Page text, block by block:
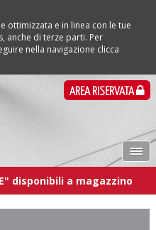
ottimizzata e in linea con le tue
anche di terze parti. Per
nella navigazione clicca
AREA RISERVATA
disponibili a magazzino